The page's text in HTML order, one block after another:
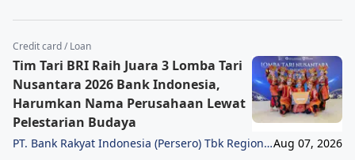
Credit card / Loan
Tim Tari BRI Raih Juara 3 Lomba Tari
Nusantara 2026 Bank Indonesia,
Harumkan Nama Perusahaan Lewat
Pelestarian Budaya
PT. Bank Rakyat Indonesia (Persero) Tbk Region
Aug 07, 2026